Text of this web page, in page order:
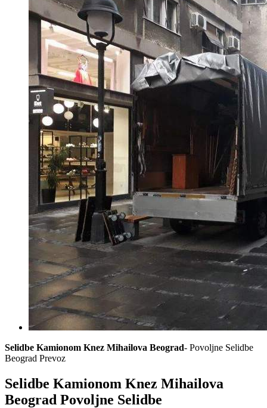
Selidbe Kamionom Knez Mihailova Beograd- Povoljne Selidbe
Beograd Prevoz
Selidbe Kamionom Knez Mihailova
Beograd Povoljne Selidbe